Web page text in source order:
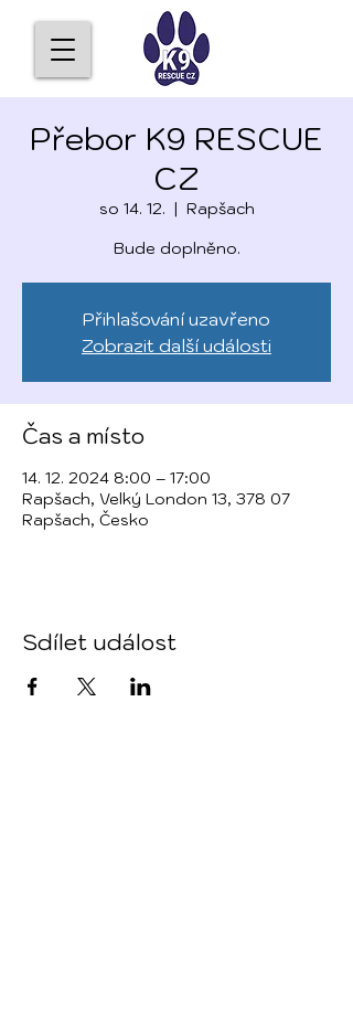
Přebor K9 RESCUE
CZ
so 14. 12.
  |
Rapšach
Bude doplněno.
Přihlašování uzavřeno
Zobrazit další události
Čas a místo
14. 12. 2024 8:00 – 17:00
Rapšach, Velký London 13, 378 07
Rapšach, Česko
Sdílet událost